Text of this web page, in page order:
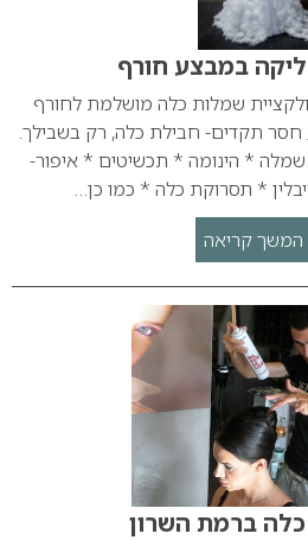
ליקה במבצע חורף
שמלות כלה מושלמת לחורף
במבצע חסר תקדים- חבילת כלה, רק בשבילך.
כולל: * שמלה * הינומה * תכשיטים * איפור-
* תסרוקת כלה * כמו כן…
המשך קריאה
ברמת השרון